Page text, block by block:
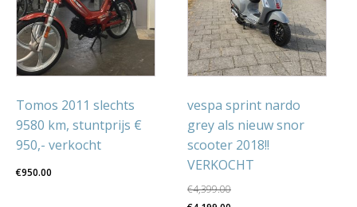
Tomos 2011 slechts
9580 km, stuntprijs €
950,- verkocht
€950.00
vespa sprint nardo
grey als nieuw snor
scooter 2018!!
VERKOCHT
€4,399.00